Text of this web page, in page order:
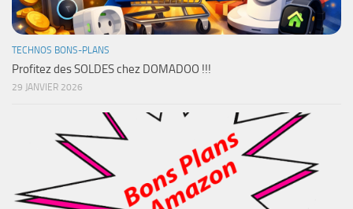
TECHNOS BONS-PLANS
Profitez des SOLDES chez DOMADOO !!!
29 JANVIER 2026